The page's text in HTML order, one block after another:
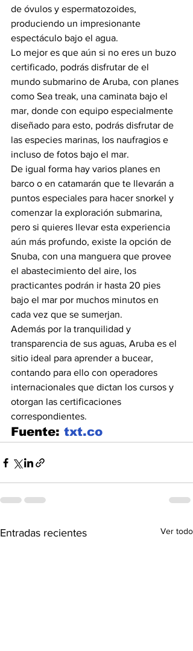
de óvulos y espermatozoides,
produciendo un impresionante
espectáculo bajo el agua.
Lo mejor es que aún si no eres un buzo
certificado, podrás disfrutar de el
mundo submarino de Aruba, con planes
como Sea treak, una caminata bajo el
mar, donde con equipo especialmente
diseñado para esto, podrás disfrutar de
las especies marinas, los naufragios e
incluso de fotos bajo el mar.
De igual forma hay varios planes en
barco o en catamarán que te llevarán a
puntos especiales para hacer snorkel y
comenzar la exploración submarina,
pero si quieres llevar esta experiencia
aún más profundo, existe la opción de
Snuba, con una manguera que provee
el abastecimiento del aire, los
practicantes podrán ir hasta 20 pies
bajo el mar por muchos minutos en
cada vez que se sumerjan.
Además por la tranquilidad y
transparencia de sus aguas, Aruba es el
sitio ideal para aprender a bucear,
contando para ello con operadores
internacionales que dictan los cursos y
otorgan las certificaciones
correspondientes.
Fuente: txt.co
Entradas recientes Ver todo